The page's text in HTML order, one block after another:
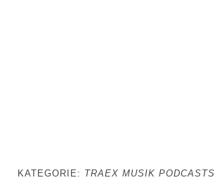
KATEGORIE: TRAEX MUSIK PODCASTS